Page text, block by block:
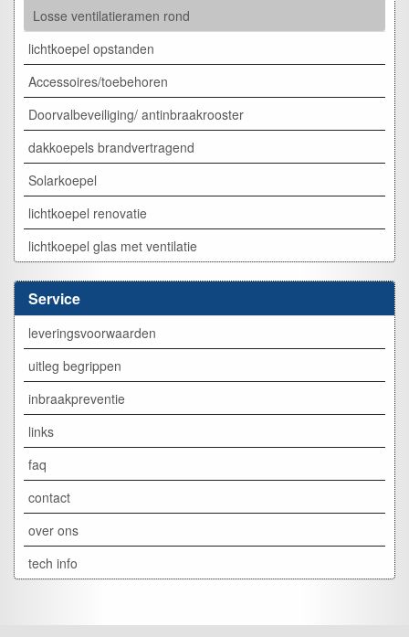
Losse ventilatieramen rond
lichtkoepel opstanden
Accessoires/toebehoren
Doorvalbeveiliging/ antinbraakrooster
dakkoepels brandvertragend
Solarkoepel
lichtkoepel renovatie
lichtkoepel glas met ventilatie
Service
leveringsvoorwaarden
uitleg begrippen
inbraakpreventie
links
faq
contact
over ons
tech info